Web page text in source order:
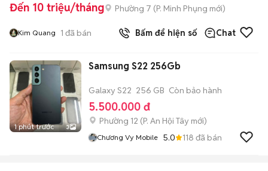
Đến 10 triệu/tháng Phường 7 (P. Minh Phụng mới)
Kim Quang 1 đã bán Bấm để hiện số Chat
1 phút trước 3
Samsung S22 256Gb
Galaxy S22 256 GB Còn bảo hành
5.500.000 đ
Phường 12 (P. An Hội Tây mới)
Chương Vy Mobile 5.0 118 đã bán